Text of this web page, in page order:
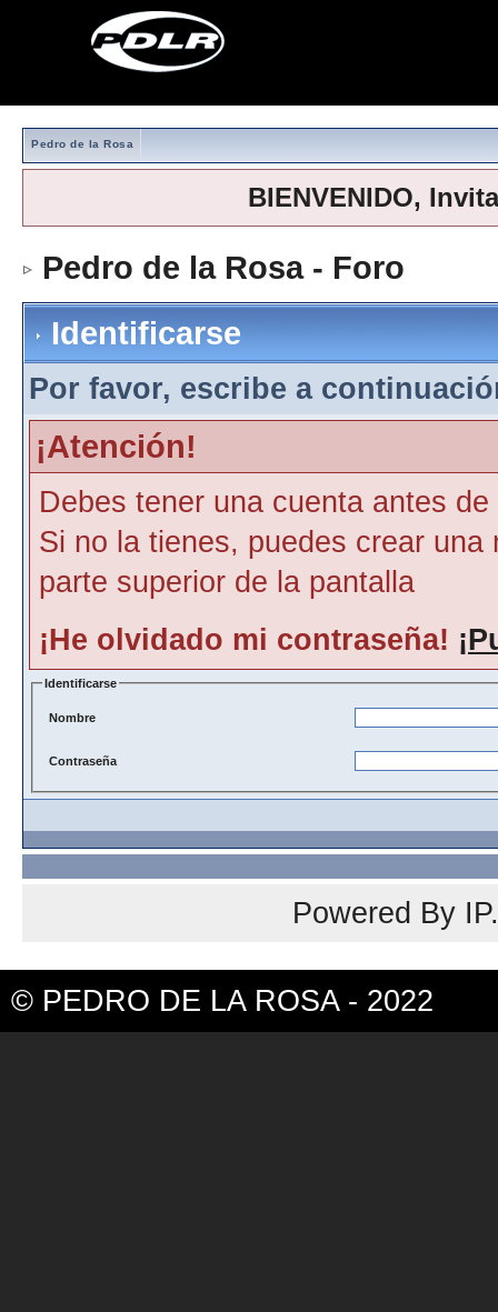
Pedro de la Rosa
BIENVENIDO,
Pedro de la Rosa - Foro
Identificarse
Por favor, escribe a
¡Atención!
Debes tener una cuenta antes
Si no la tienes, puedes crear
parte superior de la pantalla
¡He olvidado mi contraseña!
Identificarse
Nombre
Contraseña
Powered By
© PEDRO DE LA ROSA - 2022